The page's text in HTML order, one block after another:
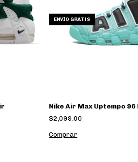
ENVÍO GRATIS
Nike Air Max Uptempo 96
$2,099.00
Comprar